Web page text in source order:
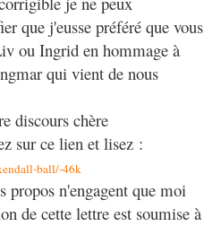
que j'eusse préféré que vous
ou Ingrid en hommage à
qui vient de nous
discours chère
sur ce lien et lisez :
ball/-46k
propos n'engagent que moi
de cette lettre est soumise à